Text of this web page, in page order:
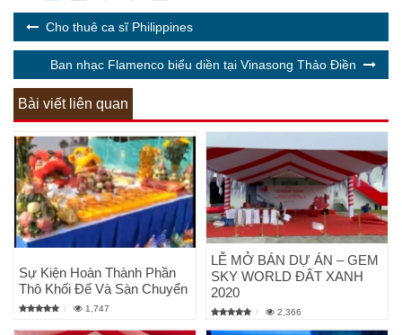
Cho thuê ca sĩ Philippines
Ban nhạc Flamenco biểu diền tại Vinasong Thảo Điền
Bài viết liên quan
Sự Kiện Hoàn Thành Phần
Thô Khối Đế Và Sàn Chuyển
1,747
LỄ MỞ BÁN DỰ ÁN – GEM
SKY WORLD ĐẤT XANH
2020
2,366